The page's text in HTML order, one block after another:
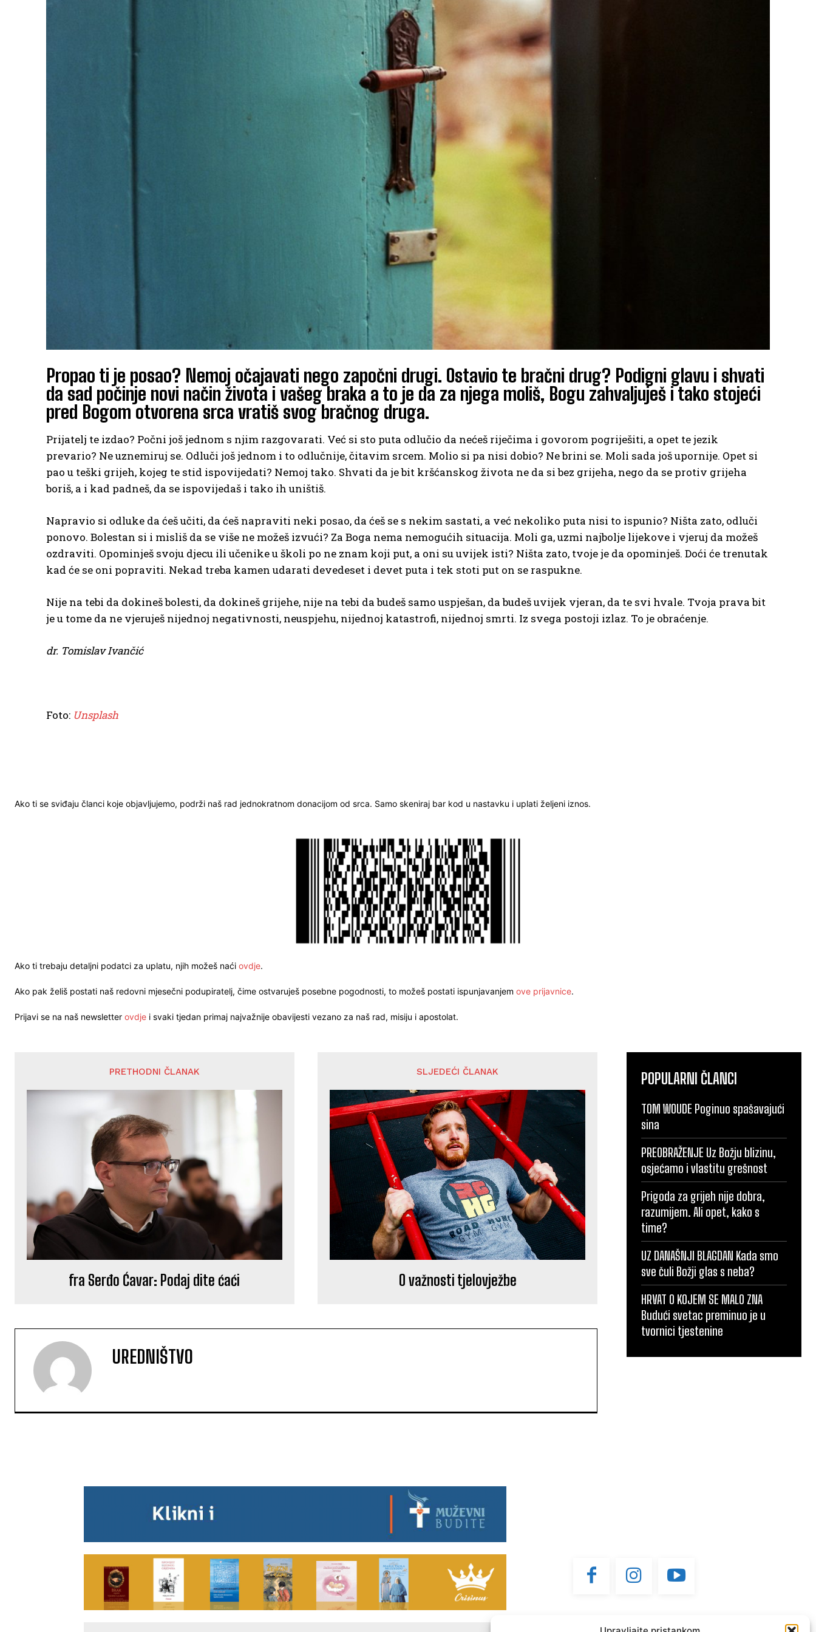
Propao ti je posao? Nemoj očajavati nego započni drugi. Ostavio te bračni drug? Podigni glavu i shvati
da sad počinje novi način života i vašeg braka a to je da za njega moliš, Bogu zahvaljuješ i tako stojeći
pred Bogom otvorena srca vratiš svog bračnog druga.
Prijatelj te izdao? Počni još jednom s njim razgovarati. Već si sto puta odlučio da nećeš riječima i govorom pogriješiti, a opet te jezik
prevario? Ne uznemiruj se. Odluči još jednom i to odlučnije, čitavim srcem. Molio si pa nisi dobio? Ne brini se. Moli sada još upornije. Opet si
pao u teški grijeh, kojeg te stid ispovijedati? Nemoj tako. Shvati da je bit kršćanskog života ne da si bez grijeha, nego da se protiv grijeha
boriš, a i kad padneš, da se ispovijedaš i tako ih uništiš.
Napravio si odluke da ćeš učiti, da ćeš napraviti neki posao, da ćeš se s nekim sastati, a već nekoliko puta nisi to ispunio? Ništa zato, odluči
ponovo. Bolestan si i misliš da se više ne možeš izvući? Za Boga nema nemogućih situacija. Moli ga, uzmi najbolje lijekove i vjeruj da možeš
ozdraviti. Opominješ svoju djecu ili učenike u školi po ne znam koji put, a oni su uvijek isti? Ništa zato, tvoje je da opominješ. Doći će trenutak
kad će se oni popraviti. Nekad treba kamen udarati devedeset i devet puta i tek stoti put on se raspukne.
Nije na tebi da dokineš bolesti, da dokineš grijehe, nije na tebi da budeš samo uspješan, da budeš uvijek vjeran, da te svi hvale. Tvoja prava bit
je u tome da ne vjeruješ nijednoj negativnosti, neuspjehu, nijednoj katastrofi, nijednoj smrti. Iz svega postoji izlaz. To je obraćenje.
dr. Tomislav Ivančić
Foto: Unsplash
Ako ti se sviđaju članci koje objavljujemo, podrži naš rad jednokratnom donacijom od srca. Samo skeniraj bar kod u nastavku i uplati željeni iznos.
Ako ti trebaju detaljni podatci za uplatu, njih možeš naći ovdje.
Ako pak želiš postati naš redovni mjesečni podupiratelj, čime ostvaruješ posebne pogodnosti, to možeš postati ispunjavanjem ove prijavnice.
Prijavi se na naš newsletter ovdje i svaki tjedan primaj najvažnije obavijesti vezano za naš rad, misiju i apostolat.
PRETHODNI ČLANAK
fra Serđo Ćavar: Podaj dite ćaći
SLJEDEĆI ČLANAK
O važnosti tjelovježbe
UREDNIŠTVO
POPULARNI ČLANCI
TOM WOUDE Poginuo spašavajući
sina
PREOBRAŽENJE Uz Božju blizinu,
osjećamo i vlastitu grešnost
Prigoda za grijeh nije dobra,
razumijem. Ali opet, kako s
time?
UZ DANAŠNJI BLAGDAN Kada smo
sve čuli Božji glas s neba?
HRVAT O KOJEM SE MALO ZNA
Budući svetac preminuo je u
tvornici tjestenine